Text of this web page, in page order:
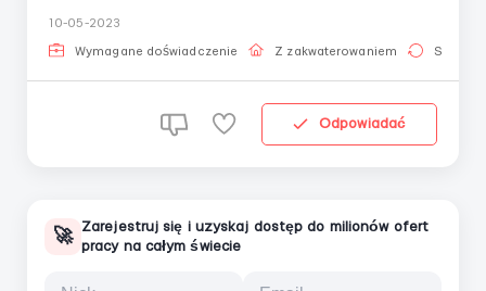
трудоустроиться в компанию. Работодатель
предлагает :пятидневная рабочая неделя+ по
10-05-2023
Wymagane doświadczenie Z zakwaterowaniem Stała
Odpowiadać
🚀
Zarejestruj się i uzyskaj dostęp do milionów ofert
pracy na całym świecie